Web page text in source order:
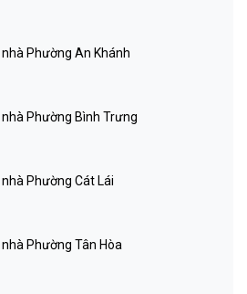
Phường An Khánh
nhà Phường Bình Trưng
Phường Cát Lái
Phường Tân Hòa